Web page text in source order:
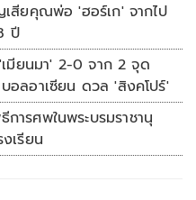
สียคุณพ่อ 'ฮอร์เก' จากไป
ปี
เมียนมา' 2-0 จาก 2 จุด
อลอาเซียน ดวล 'สิงคโปร์'
ารศพในพระบรมราชานุ
งเรียน